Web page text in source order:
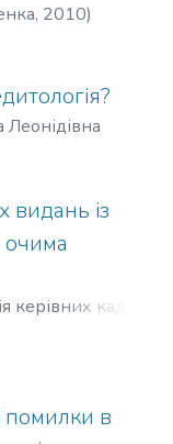
, 2010)
Леонідівна
видань із
очима
керівних кадрів
помилки в